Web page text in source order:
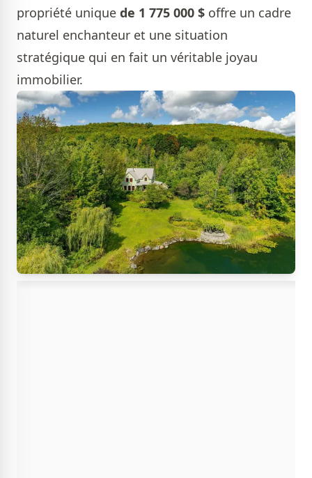
propriété unique de 1 775 000 $ offre un cadre
naturel enchanteur et une situation
stratégique qui en fait un véritable joyau
immobilier.